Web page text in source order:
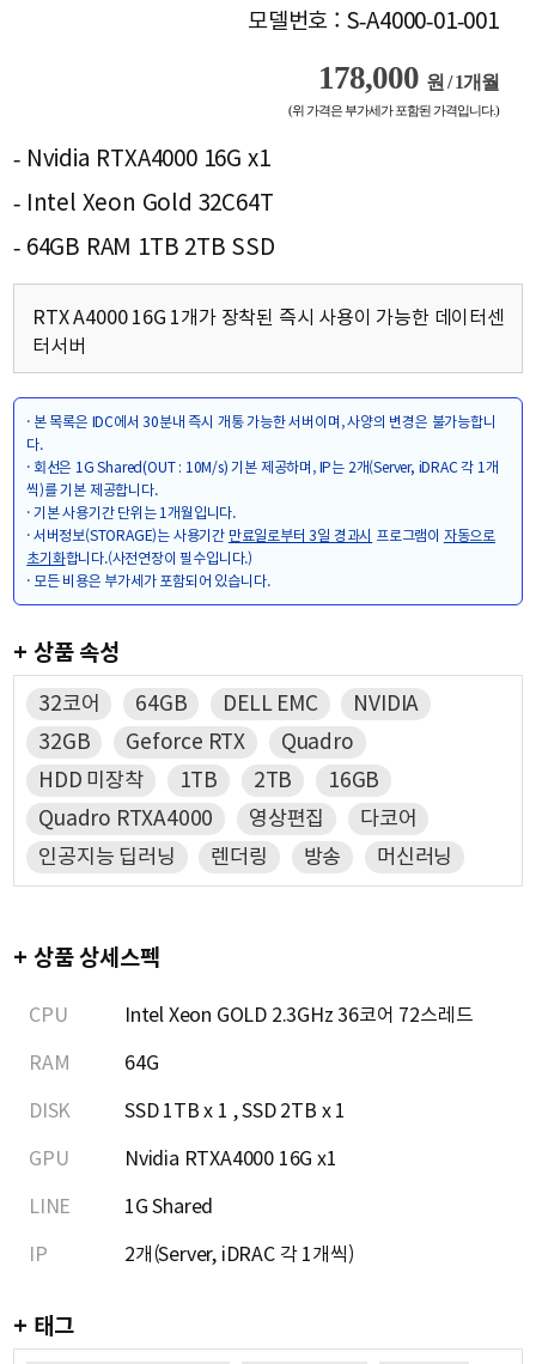
모델번호 : S-A4000-01-001
178,000 원 / 1개월
(위 가격은 부가세가 포함된 가격입니다.)
- Nvidia RTXA4000 16G x1
- Intel Xeon Gold 32C64T
- 64GB RAM 1TB 2TB SSD
RTX A4000 16G 1개가 장착된 즉시 사용이 가능한 데이터센
터서버
· 본 목록은 IDC에서 30분내 즉시 개통 가능한 서버이며, 사양의 변경은 불가능합니
다.
· 회선은 1G Shared(OUT : 10M/s) 기본 제공하며, IP는 2개(Server, iDRAC 각 1개
씩)를 기본 제공합니다.
· 기본 사용기간 단위는 1개월입니다.
· 서버정보(STORAGE)는 사용기간 만료일로부터 3일 경과시 프로그램이 자동으로
초기화합니다.(사전연장이 필수입니다.)
· 모든 비용은 부가세가 포함되어 있습니다.
+ 상품 속성
32코어 64GB DELL EMC
NVIDIA
32GB
Geforce RTX
Quadro
HDD 미장착
1TB 2TB
16GB
Quadro RTXA4000
영상편집
다코어
인공지능 딥러닝
렌더링 방송 머신러닝
+ 상품 상세스펙
CPU Intel Xeon GOLD 2.3GHz 36코어 72스레드
RAM 64G
DISK SSD 1TB x 1 , SSD 2TB x 1
GPU Nvidia RTXA4000 16G x1
LINE 1G Shared
IP 2개(Server, iDRAC 각 1개씩)
+ 태그